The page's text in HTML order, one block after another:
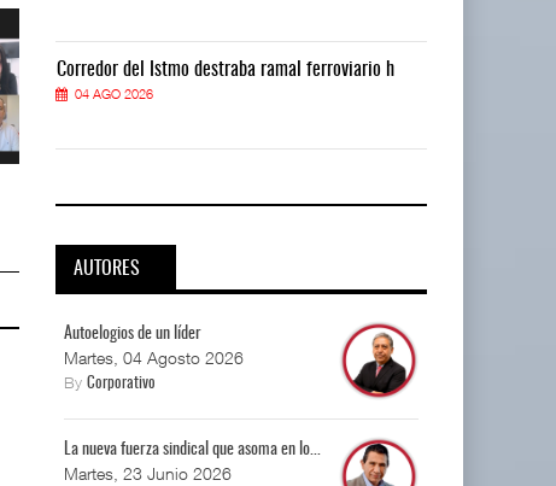
enfrenta rezagos ...
enfrenta rezagos ...
Corredor del Istmo destraba ramal ferroviario h
04 AGO 2026
AUTORES
Autoelogios de un líder
Martes, 04 Agosto 2026
By Corporativo
La nueva fuerza sindical que asoma en lo...
Martes, 23 Junio 2026